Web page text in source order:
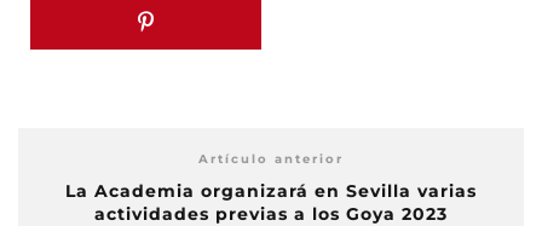
Artículo anterior
La Academia organizará en Sevilla varias
actividades previas a los Goya 2023